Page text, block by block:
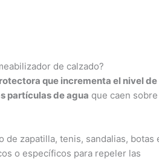
de calzado?
que incrementa el nivel de
partículas de agua que caen
zapatilla, tenis, sandalias, botas
o específicos para repeler las